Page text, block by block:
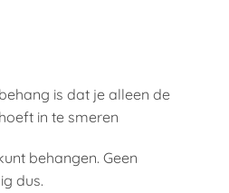
is dat je alleen de
in te smeren
behangen. Geen
dus.